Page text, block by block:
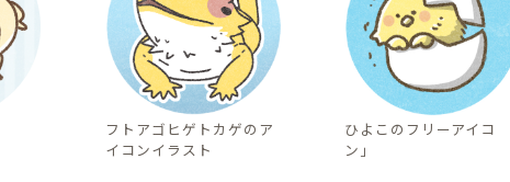
フトアゴヒゲトカゲのア
イコンイラスト
ひよこのフリーアイコ
ン」